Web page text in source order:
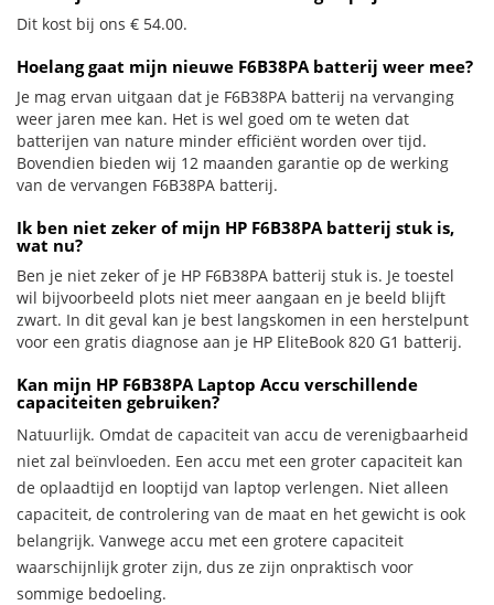
Dit kost bij ons € 54.00.
Hoelang gaat mijn nieuwe F6B38PA batterij weer mee?
Je mag ervan uitgaan dat je F6B38PA batterij na vervanging
weer jaren mee kan. Het is wel goed om te weten dat
batterijen van nature minder efficiënt worden over tijd.
Bovendien bieden wij 12 maanden garantie op de werking
van de vervangen F6B38PA batterij.
Ik ben niet zeker of mijn HP F6B38PA batterij stuk is,
wat nu?
Ben je niet zeker of je HP F6B38PA batterij stuk is. Je toestel
wil bijvoorbeeld plots niet meer aangaan en je beeld blijft
zwart. In dit geval kan je best langskomen in een herstelpunt
voor een gratis diagnose aan je HP EliteBook 820 G1 batterij.
Kan mijn HP F6B38PA Laptop Accu verschillende
capaciteiten gebruiken?
Natuurlijk. Omdat de capaciteit van accu de verenigbaarheid
niet zal beïnvloeden. Een accu met een groter capaciteit kan
de oplaadtijd en looptijd van laptop verlengen. Niet alleen
capaciteit, de controlering van de maat en het gewicht is ook
belangrijk. Vanwege accu met een grotere capaciteit
waarschijnlijk groter zijn, dus ze zijn onpraktisch voor
sommige bedoeling.